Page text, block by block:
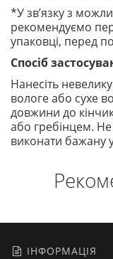
*У зв’язку з
рекомендуємо
упаковці, перед
Спосіб
Нанесіть
вологе або сухе
довжини до
або гребінцем.
виконати бажану
ІНФОРМАЦІЯ